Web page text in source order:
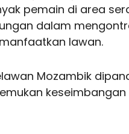
pemain di area
dalam
lawan.
Mozambik